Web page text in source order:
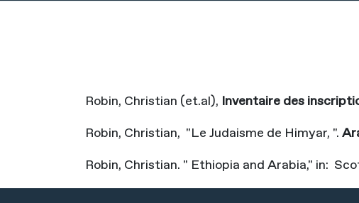
Robin, Christian (et.al), Inventaire des
Robin, Christian, "Le Judaisme de Himyar, ".
Robin, Christian. " Ethiopia and Arabia," in: